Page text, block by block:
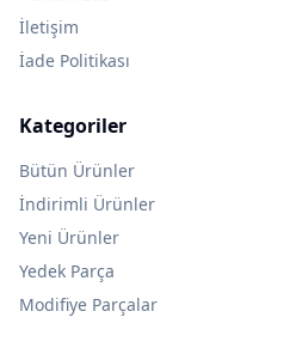
İletişim
İade Politikası
Kategoriler
Bütün Ürünler
İndirimli Ürünler
Yeni Ürünler
Yedek Parça
Modifiye Parçalar